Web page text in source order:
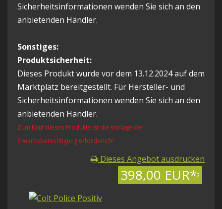
Sicherheitsinformationen wenden Sie sich an den
anbietenden Händler.
Sonstiges:
Produktsicherheit:
Dieses Produkt wurde vor dem 13.12.2024 auf dem
Marktplatz bereitgestellt. Für Hersteller- und
Sicherheitsinformationen wenden Sie sich an den
anbietenden Händler.
Zum Kauf dieses Produkts ist die Vorlage der
Erwerbsberechtigung erforderlich!
Dieses Angebot ausdrucken
398,00 EUR*2